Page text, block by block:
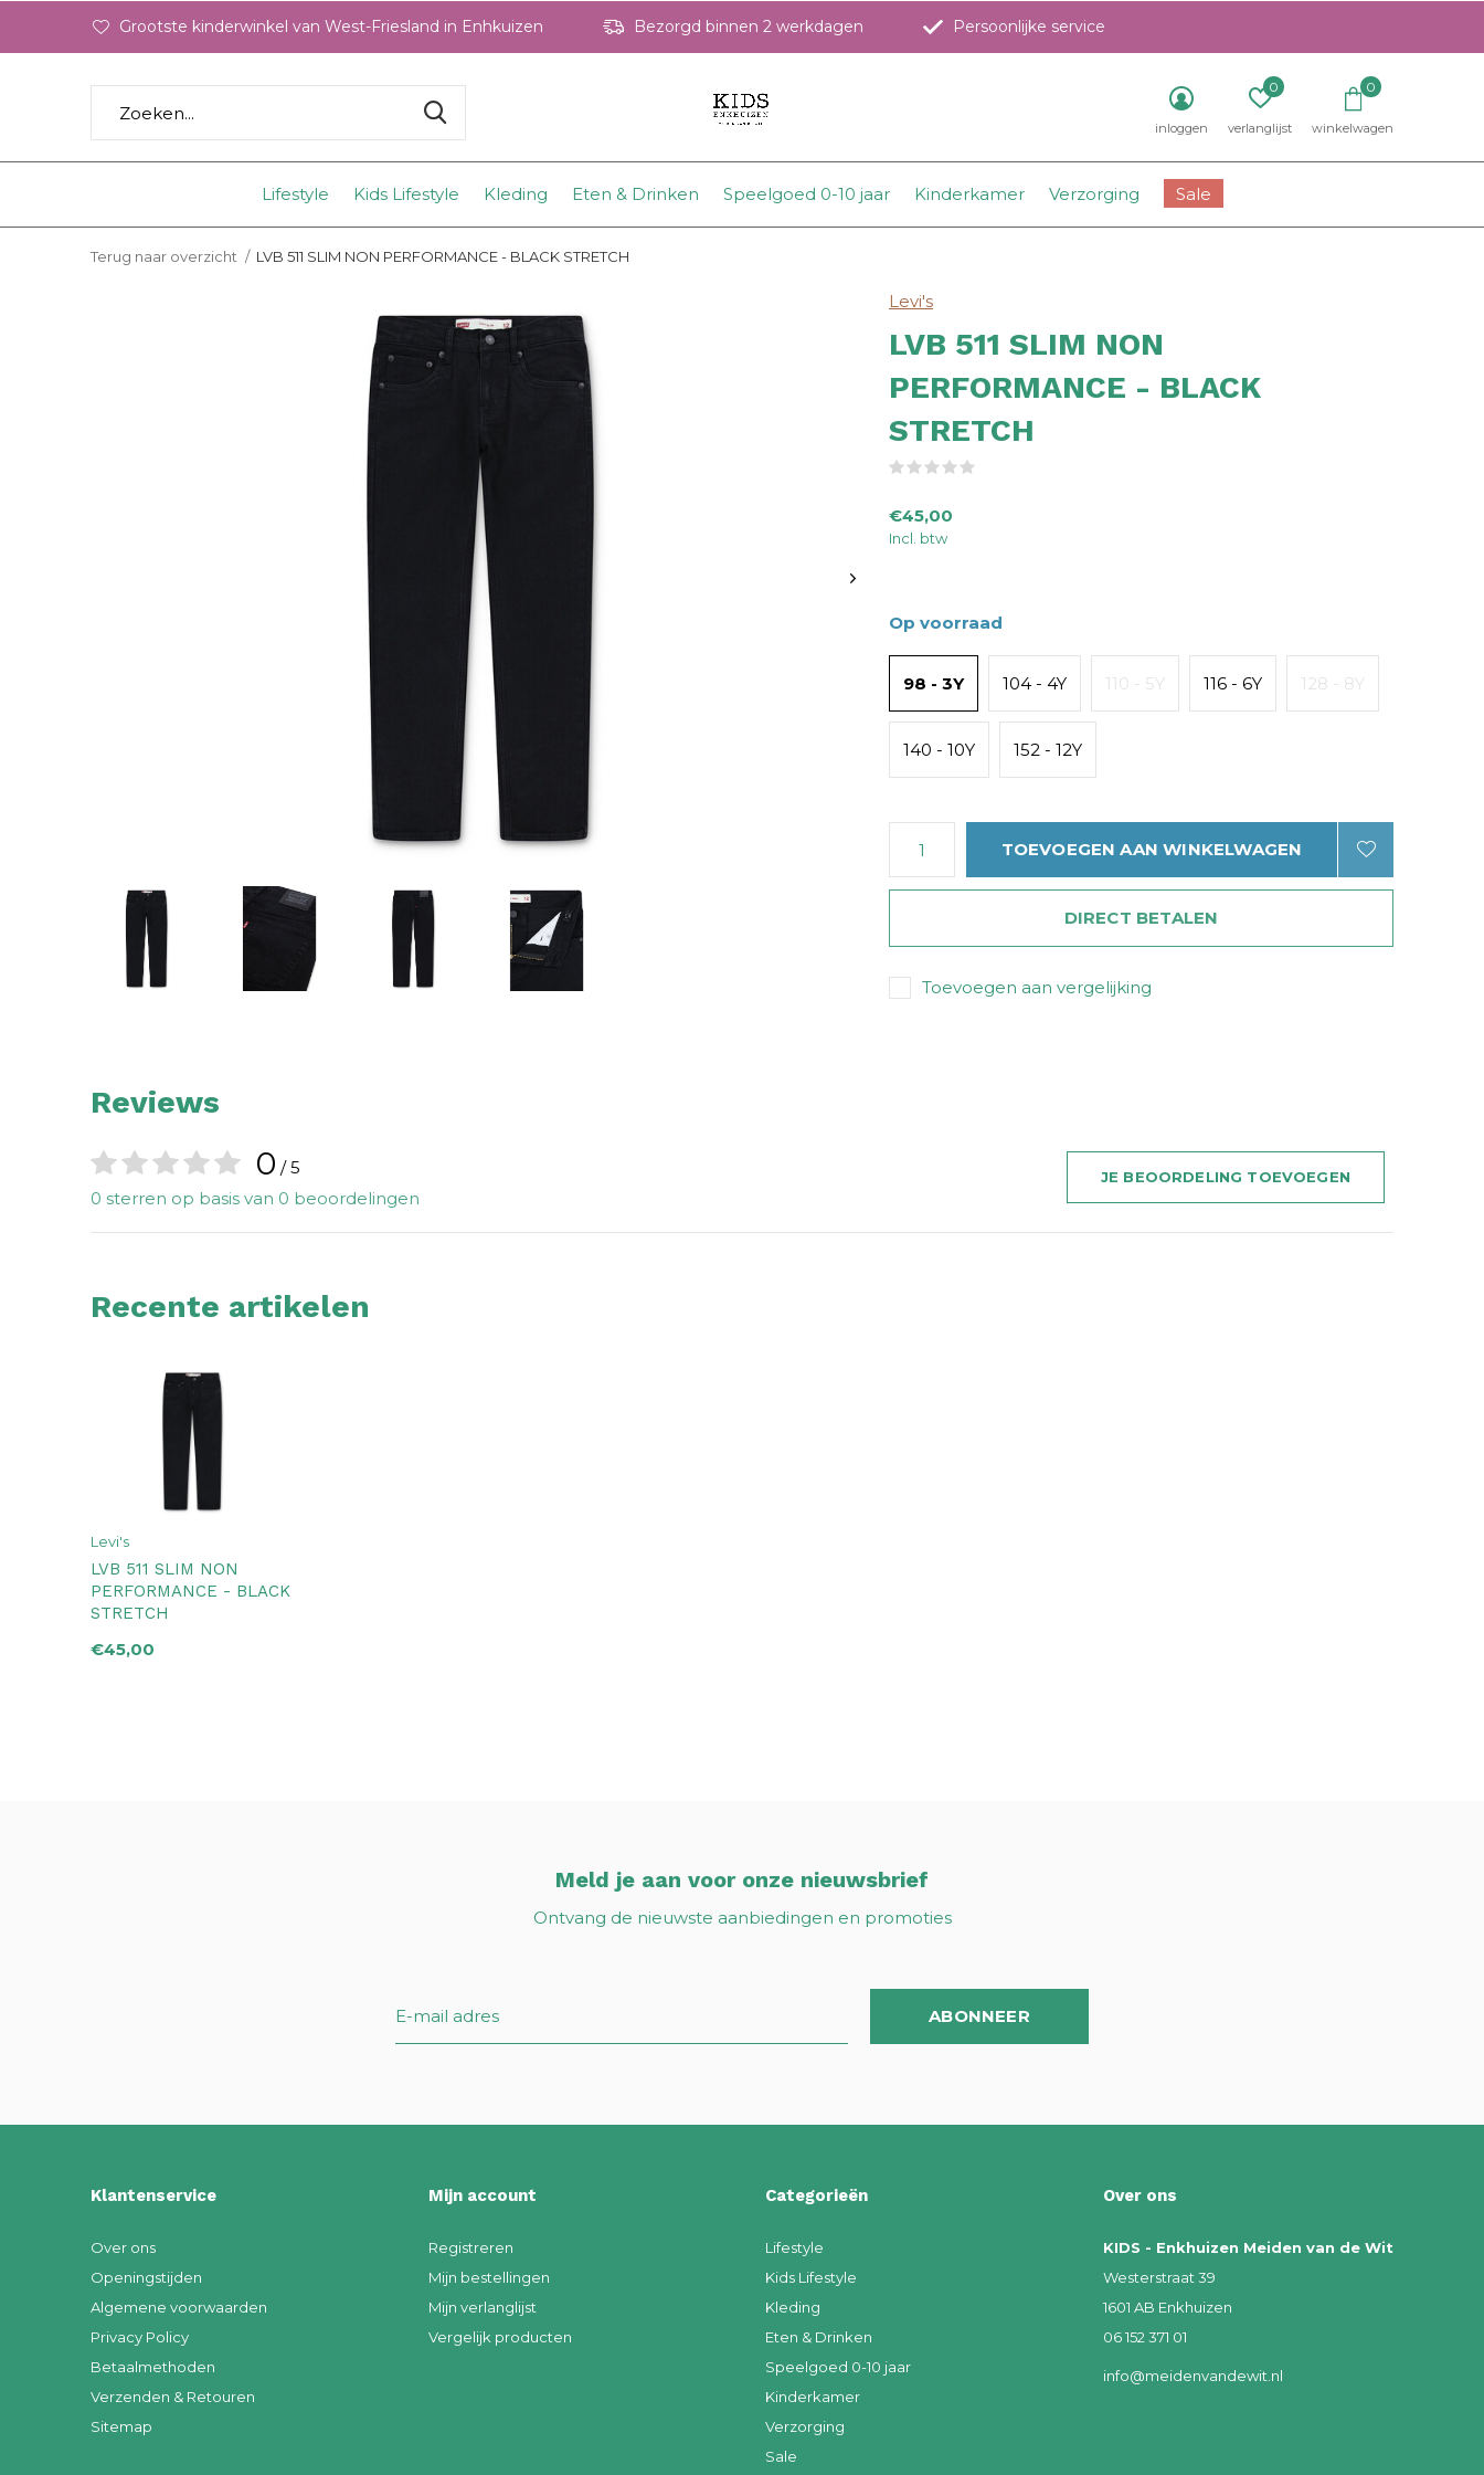
Lifestyle Kids Lifestyle Kleding Eten & Drinken Speelgoed 0-10 jaar Kinderkamer Verzorging Sale
inloggen verlanglijst
0
winkelwagen
0
Grootste kinderwinkel van West-Friesland in Enhkuizen Bezorgd binnen 2 werkdagen Persoonlijke service
Terug naar overzicht LVB 511 SLIM NON PERFORMANCE - BLACK STRETCH
Levi's
LVB 511 SLIM NON
PERFORMANCE - BLACK
STRETCH
€45,00
Incl. btw
Op voorraad
98 - 3Y 104 - 4Y 110 - 5Y 116 - 6Y 128 - 8Y
140 - 10Y 152 - 12Y
TOEVOEGEN AAN WINKELWAGEN
DIRECT BETALEN
Toevoegen aan vergelijking
Reviews
0 / 5
0 sterren op basis van 0 beoordelingen
JE BEOORDELING TOEVOEGEN
Recente artikelen
Levi's
LVB 511 SLIM NON
PERFORMANCE - BLACK
STRETCH
€45,00
Meld je aan voor onze nieuwsbrief
Ontvang de nieuwste aanbiedingen en promoties
ABONNEER
Klantenservice
Over ons
Openingstijden
Algemene voorwaarden
Privacy Policy
Betaalmethoden
Verzenden & Retouren
Sitemap
Mijn account
Registreren
Mijn bestellingen
Mijn verlanglijst
Vergelijk producten
Categorieën
Lifestyle
Kids Lifestyle
Kleding
Eten & Drinken
Speelgoed 0-10 jaar
Kinderkamer
Verzorging
Sale
Over ons
KIDS - Enkhuizen Meiden van de Wit
Westerstraat 39
1601 AB Enkhuizen
06 152 371 01
info@meidenvandewit.nl